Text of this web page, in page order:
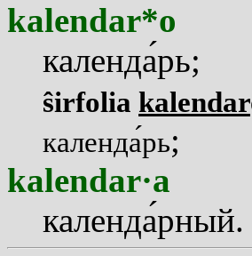
kalendar*o
календарь;
ŝirfolia kalendar
календарь;
kalendar·a
календарный.